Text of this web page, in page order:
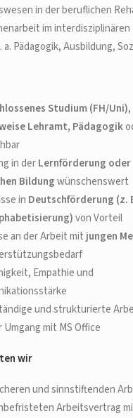
in der beruflichen
im interdisziplinären
a. Pädagogik, Ausbildung,
Studium (FH/Uni),
Lehramt, Pädagogik
in derLernförderung oder
Bildungwünschenswert
in Deutschförderung (z.
von Vorteil
an der Arbeit mit jungen
Empathie und
und strukturierte
Umgang mit MS Office
wir
und sinnstiftenden
Arbeitsvertrag